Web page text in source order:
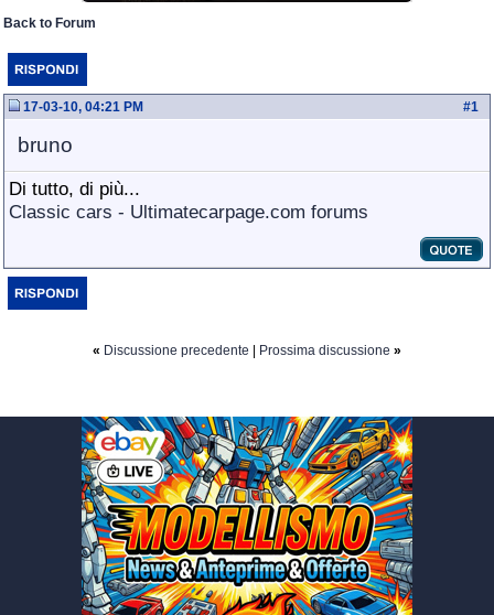
Back to Forum
#1
17-03-10, 04:21 PM
bruno
Di tutto, di più...
Classic cars - Ultimatecarpage.com forums
« Discussione precedente Prossima discussione »